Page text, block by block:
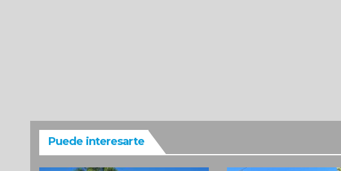
Puede interesarte